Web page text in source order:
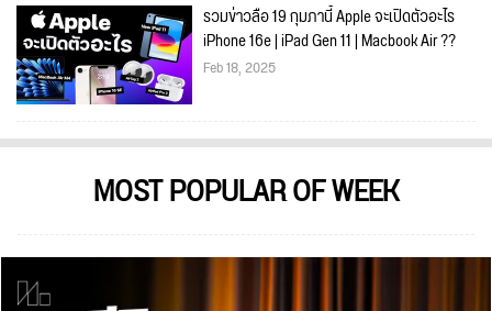
รวมข่าวลือ 19 กุมภานี้ Apple จะเปิดตัวอะไร
iPhone 16e | iPad Gen 11 | Macbook Air ??
Feb 18, 2025
MOST POPULAR OF WEEK